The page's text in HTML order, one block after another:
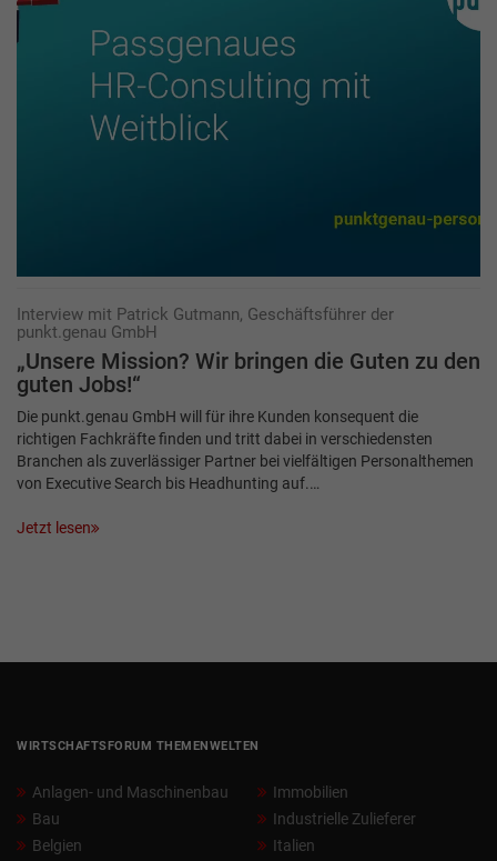
Interview mit Patrick Gutmann, Geschäftsführer der
punkt.genau GmbH
„Unsere Mission? Wir bringen die ­Guten zu den
guten Jobs!“
Die punkt.genau GmbH will für ihre Kunden konsequent die
richtigen Fachkräfte finden und tritt dabei in verschiedensten
Branchen als zuverlässiger Partner bei vielfältigen Personalthemen
von Executive Search bis Headhunting auf.…
Jetzt lesen
WIRTSCHAFTSFORUM THEMENWELTEN
Anlagen- und Maschinenbau
Bau
Belgien
Immobilien
Industrielle Zulieferer
Italien